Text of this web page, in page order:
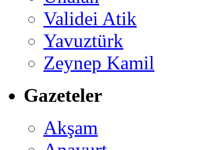
Validei Atik
Yavuztürk
Zeynep Kamil
Gazeteler
Akşam